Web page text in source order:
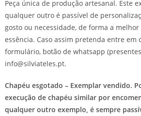
Peça única de produção artesanal. Este
qualquer outro é passível de
gosto ou necessidade, de forma a
essência. Caso assim pretenda entre em
formulário, botão de whatsapp
info@silviateles.pt.
Chapéu esgotado – Exemplar vendido.
execução de chapéu similar por
qualquer outro exemplo, é sempre